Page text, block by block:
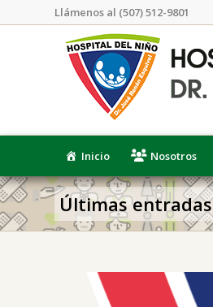
Llámenos al (507) 512-9801
Inicio Nosotros
Últimas entradas